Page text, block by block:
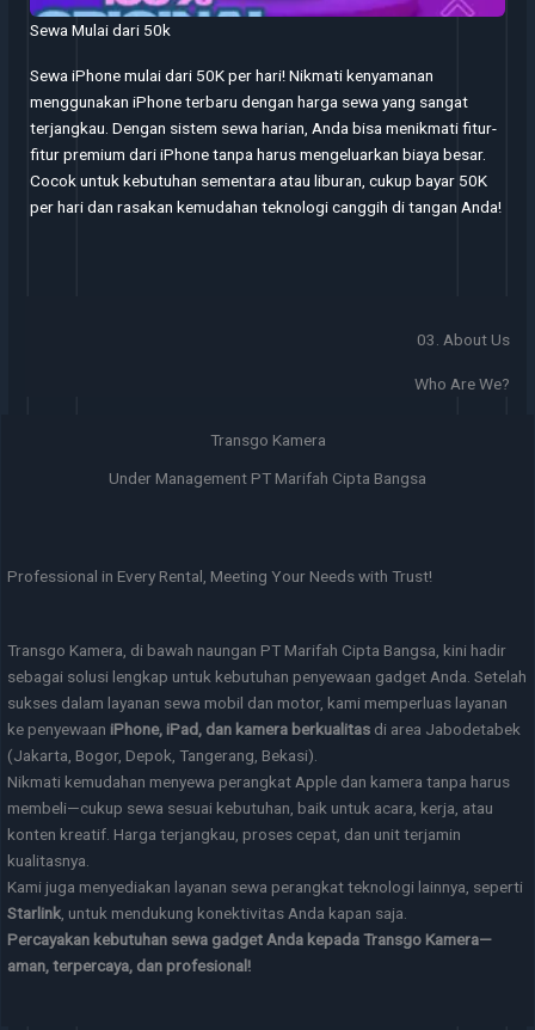
Sewa Mulai dari 50k
Sewa iPhone mulai dari 50K per hari! Nikmati kenyamanan
menggunakan iPhone terbaru dengan harga sewa yang sangat
terjangkau. Dengan sistem sewa harian, Anda bisa menikmati fitur-
fitur premium dari iPhone tanpa harus mengeluarkan biaya besar.
Cocok untuk kebutuhan sementara atau liburan, cukup bayar 50K
per hari dan rasakan kemudahan teknologi canggih di tangan Anda!
03. About Us
Who Are We?
Transgo Kamera
Under Management PT Marifah Cipta Bangsa
Professional in Every Rental, Meeting Your Needs with Trust!
Transgo Kamera, di bawah naungan PT Marifah Cipta Bangsa, kini hadir
sebagai solusi lengkap untuk kebutuhan penyewaan gadget Anda. Setelah
sukses dalam layanan sewa mobil dan motor, kami memperluas layanan
ke penyewaan iPhone, iPad, dan kamera berkualitas di area Jabodetabek
(Jakarta, Bogor, Depok, Tangerang, Bekasi).
Nikmati kemudahan menyewa perangkat Apple dan kamera tanpa harus
membeli—cukup sewa sesuai kebutuhan, baik untuk acara, kerja, atau
konten kreatif. Harga terjangkau, proses cepat, dan unit terjamin
kualitasnya.
Kami juga menyediakan layanan sewa perangkat teknologi lainnya, seperti
Starlink, untuk mendukung konektivitas Anda kapan saja.
Percayakan kebutuhan sewa gadget Anda kepada Transgo Kamera—
aman, terpercaya, dan profesional!